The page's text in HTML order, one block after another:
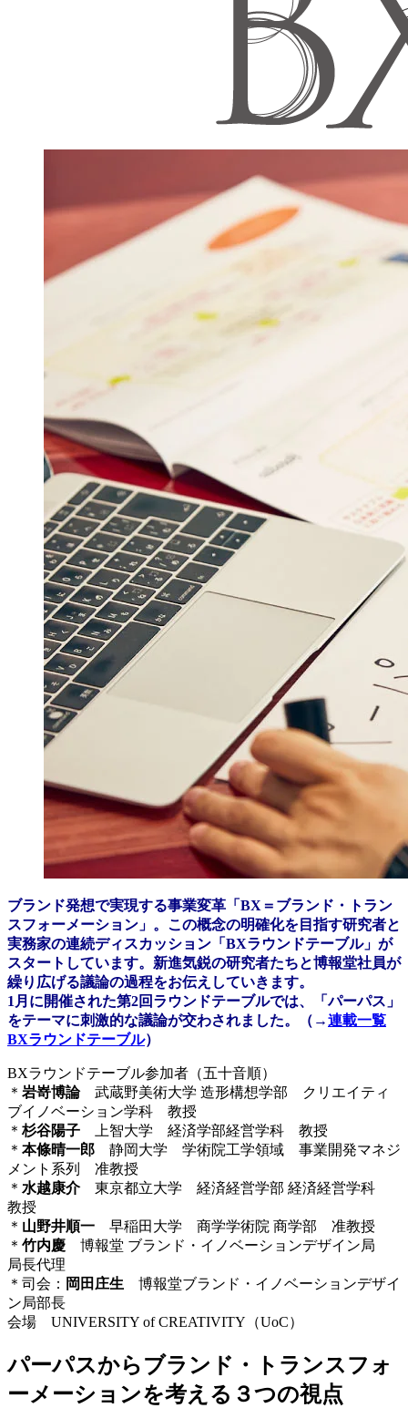
ブランド発想で実現する事業変革「BX＝ブランド・トラン
スフォーメーション」。この概念の明確化を目指す研究者と
実務家の連続ディスカッション「BXラウンドテーブル」が
スタートしています。新進気鋭の研究者たちと博報堂社員が
繰り広げる議論の過程をお伝えしていきます。
1月に開催された第2回ラウンドテーブルでは、「パーパス」
をテーマに刺激的な議論が交わされました。（→連載一覧
BXラウンドテーブル）
BXラウンドテーブル参加者（五十音順）
＊ 岩嵜博論武蔵野美術大学 造形構想学部 クリエイティ
ブイノベーション学科 教授
＊ 杉谷陽子 上智大学 経済学部経営学科 教授
＊ 本條晴一郎 静岡大学 学術院工学領域 事業開発マネジ
メント系列 准教授
＊ 水越康介東京都立大学 経済経営学部 経済経営学科
教授
＊ 山野井順一 早稲田大学 商学学術院 商学部 准教授
＊ 竹内慶 博報堂 ブランド・イノベーションデザイン局
局長代理
＊司会： 岡田庄生 博報堂ブランド・イノベーションデザイ
ン局部長
会場 UNIVERSITY of CREATIVITY（UoC）
パーパスからブランド・トランスフォ
ーメーションを考える３つの視点